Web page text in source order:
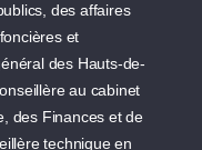
des affaires
et
des Hauts-de-
au cabinet
des Finances et de
technique en